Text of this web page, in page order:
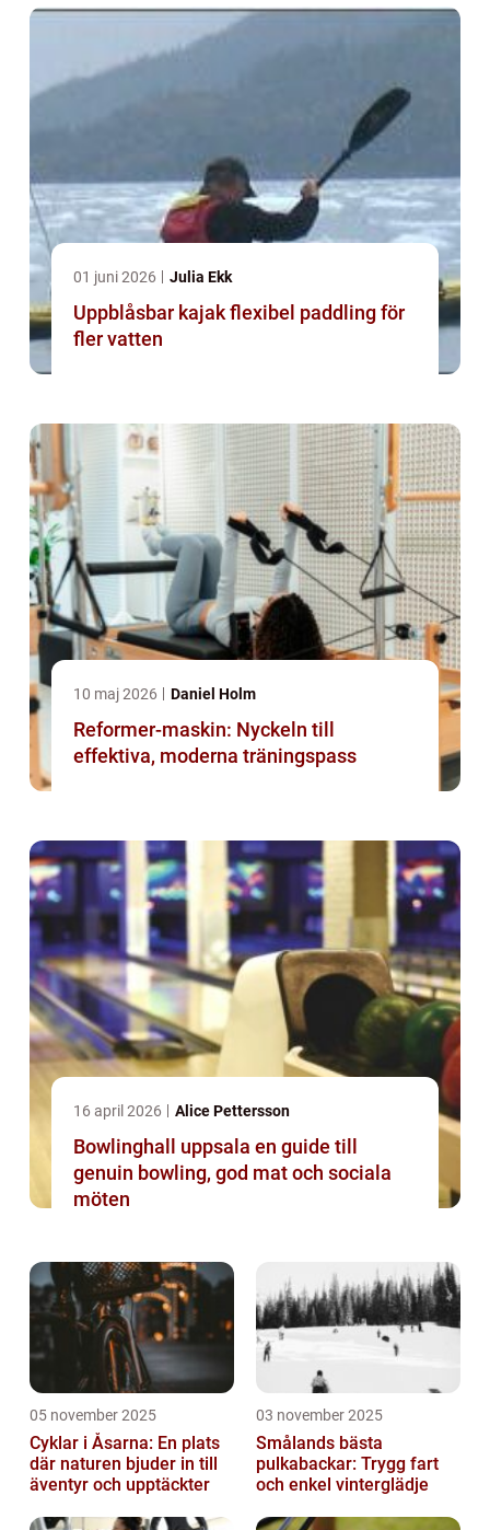
01 juni 2026 Julia Ekk
Uppblåsbar kajak flexibel paddling för
fler vatten
10 maj 2026 Daniel Holm
Reformer-maskin: Nyckeln till
effektiva, moderna träningspass
16 april 2026 Alice Pettersson
Bowlinghall uppsala en guide till
genuin bowling, god mat och sociala
möten
05 november 2025
Cyklar i Åsarna: En plats
där naturen bjuder in till
äventyr och upptäckter
03 november 2025
Smålands bästa
pulkabackar: Trygg fart
och enkel vinterglädje